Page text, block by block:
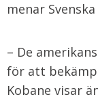
menar
– De
för att
Kobane visar